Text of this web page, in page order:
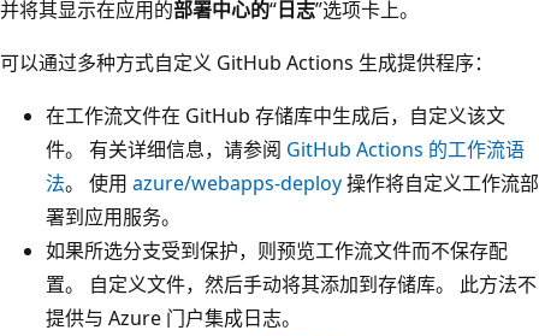
并将其显示在应用的部署中心的“日志”选项卡上。
可以通过多种方式自定义 GitHub Actions 生成提供程序：
在工作流文件在 GitHub 存储库中生成后，自定义该文
件。 有关详细信息，请参阅 GitHub Actions 的工作流语
法。 使用 azure/webapps-deploy操作将自定义工作流部
署到应用服务。
如果所选分支受到保护，则预览工作流文件而不保存配
置。 自定义文件，然后手动将其添加到存储库。 此方法不
提供与 Azure 门户集成日志。